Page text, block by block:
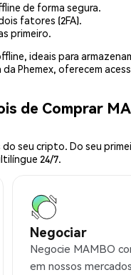
de forma segura.
fatores (2FA).
primeiro.
ideais para
Phemex, oferecem
de Comprar
do seu cripto. Do seu
24/7.
Negociar
Negocie MAMBO
em nossos